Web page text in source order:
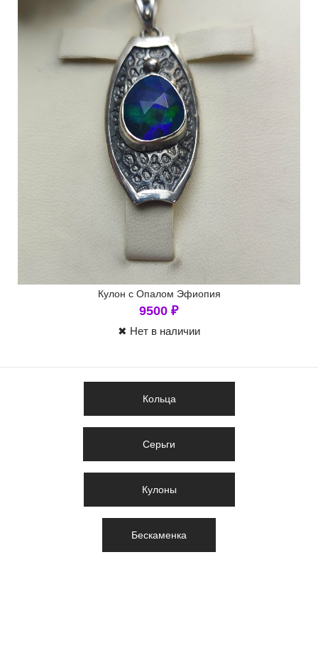
Кулон с Опалом Эфиопия
9500 ₽
✖ Нет в наличии
Кольца
Серьги
Кулоны
Бескаменка